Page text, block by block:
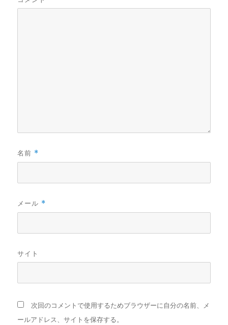
名前 *
メール *
サイト
次回のコメントで使用するためブラウザーに自分の名前、メ
ールアドレス、サイトを保存する。